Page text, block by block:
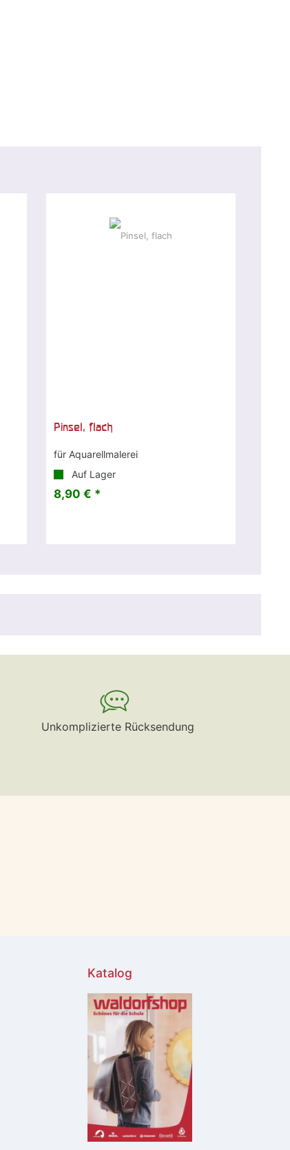
Pinsel, flach
für Aquarellmalerei
Auf Lager
8,90 € *
Unkomplizierte Rücksendung
Katalog